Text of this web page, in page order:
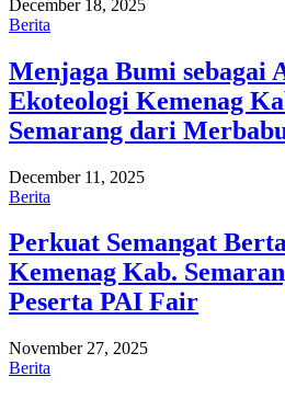
December 18, 2025
Berita
Menjaga Bumi sebagai
Ekoteologi Kemenag
Semarang dari
December 11, 2025
Berita
Perkuat Semangat
Kemenag Kab.
Peserta PAI Fair
November 27, 2025
Berita